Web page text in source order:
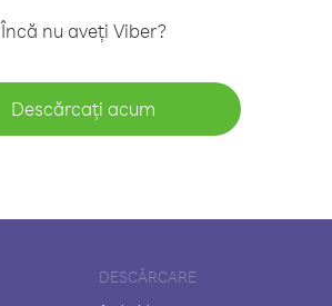
Încă nu aveți Viber?
Descărcați acum
DESCĂRCARE